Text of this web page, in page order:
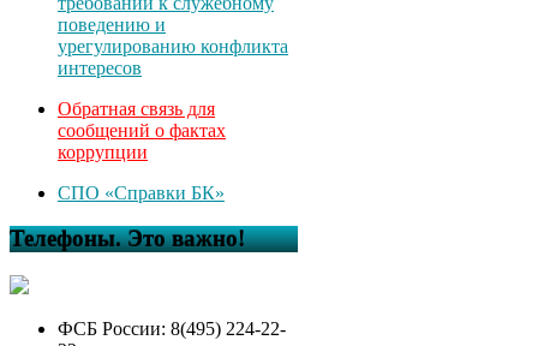
поведению и
урегулированию конфликта
интересов
Обратная связь для
сообщений о фактах
коррупции
СПО «Справки БК»
Телефоны. Это важно!
ФСБ России: 8(495) 224-22-